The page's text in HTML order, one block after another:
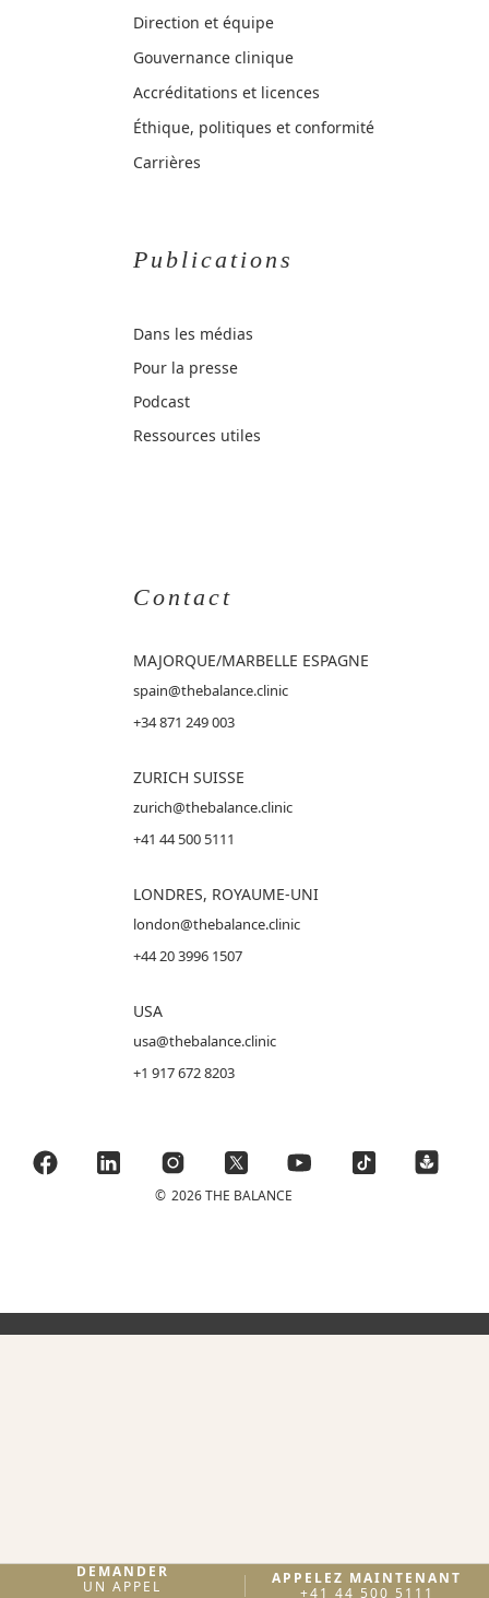
Direction et équipe
Gouvernance clinique
Accréditations et licences
Éthique, politiques et conformité
Carrières
Publications
Dans les médias
Pour la presse
Podcast
Ressources utiles
Contact
MAJORQUE/MARBELLE ESPAGNE
spain@thebalance.clinic
+34 871 249 003
ZURICH SUISSE
zurich@thebalance.clinic
+41 44 500 5111
LONDRES, ROYAUME-UNI
london@thebalance.clinic
+44 20 3996 1507
USA
usa@thebalance.clinic
+1 917 672 8203
© 2026 THE BALANCE
DEMANDER
UN APPEL
APPELEZ MAINTENANT
+41 44 500 5111